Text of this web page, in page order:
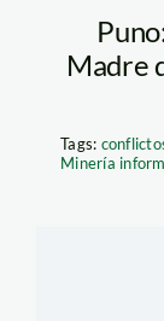
Madre
Tags:
Minería